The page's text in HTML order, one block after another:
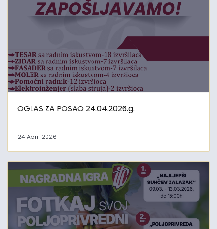
OGLAS ZA POSAO 24.04.2026.g.
24 April 2026